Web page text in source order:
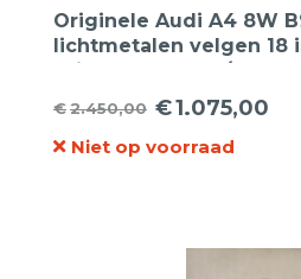
Originele Audi A4 8W
lichtmetalen velgen 18
Bridgestone 245/40R18
€2.450,00
Oorspronkelijke
prijs
€1.075,00
Huidige
prijs
Niet op voorraad